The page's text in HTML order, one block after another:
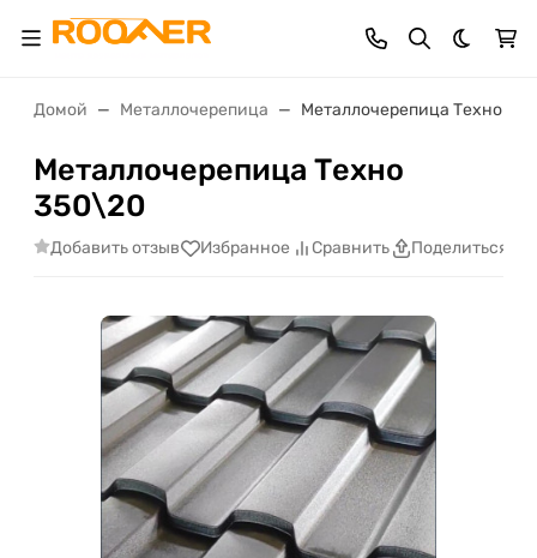
Темная
Домой Металлочерепица Металлочерепица Техно
Металлочерепица Техно
350\20
Добавить отзыв Избранное Сравнить Поделиться